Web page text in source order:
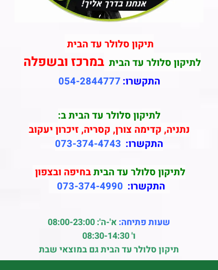
תיקון סלולר עד הבית
לתיקון סלולר עד הביתבמרכז ובשפלה
התקשרו: 054-2844777
לתיקון סלולר עד הבית ב:
נתניה, קדימה צורן, קסריה, זיכרון יעקוב
התקשרו: 073-374-4743
לתיקון סלולר עד הביתבחיפה ובצפון
התקשרו: 073-374-4990
שעות פתיחה:א'-ה': 08:00-23:00
ו' 08:30-14:30
תיקון סלולר עד הבית גם במוצאי שבת